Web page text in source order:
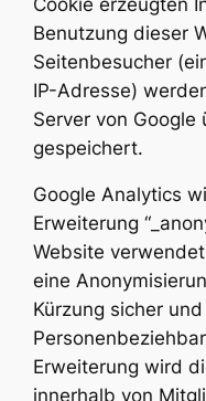
Benutzung dieser
Seitenbesucher
IP-Adresse)
Server von
gespeichert.
Google Analytics
Erweiterung
Website
eine
Kürzung sicher
Erweiterung wird
innerhalb von